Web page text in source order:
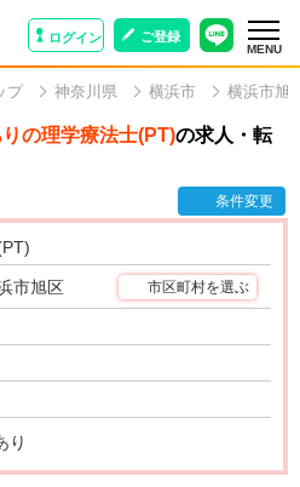
ログイン ご登録
MENU
プ 神奈川県 横浜市 横浜市旭
の理学療法士(PT)の求人・転
条件変更
市旭区 市区町村を選ぶ
り